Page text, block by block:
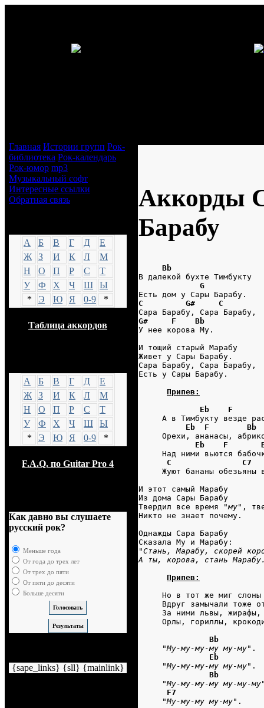
Главная Истории групп Рок-
библиотека Рок-календарь
Рок-юмор mp3
Музыкальный софт
Интересные ссылки
Обратная связь
А
Б В Г Д
Е
Ж
З И К Л
М
Н
О П Р С
Т
У
Ф Х Ч Ш
Ы
*
Э Ю Я 0-9 *
Таблица аккордов
А
Б В Г Д
Е
Ж
З И К Л
М
Н
О П Р С
Т
У
Ф Х Ч Ш
Ы
*
Э Ю Я 0-9 *
F.A.Q. по Guitar Pro 4
Как давно вы слушаете
русский рок?
Меньше года
От года до трех лет
От трех до пяти
От пяти до десяти
Больше десяти
{sape_links} {sll} {mainlink}
Аккорды
Барабу
Bb
В далекой бухте Тимбукту
G
Есть дом у Сары Барабу.
C         G#     C
Сара Барабу, Сара Барабу,
G#     F    Bb
У нее корова Му.
И тощий старый Марабу
Живет у Сары Барабу.
Сара Барабу, Сара Барабу,
Есть у Сары Барабу.
Припев:
Eb    F
А в Тимбукту везде
Eb  F        Bb
Орехи, ананасы,
Eb    F
Над ними вьются
C               C7
Жуют бананы обезьяны
И этот самый Марабу
Из дома Сары Барабу
Твердил все время "му",
Никто не знает почему.
Однажды Сара Барабу
Сказала Му и Марабу:
"Стань, Марабу, скорей
А ты, корова, стань
Припев:
Но в тот же миг слоны
Вдруг замычали тоже
За ними львы, жирафы,
Орлы, гориллы,
Bb
     "
Му-му-му-му му-му".
Eb
     "
Му-му-му-му му-му".
Bb
     "
Му-му-му-му му-му-му
F7
     "
Му-му-му му-му".